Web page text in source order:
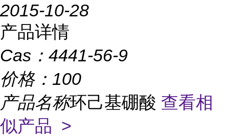
2015-10-28
产品详情
Cas： 4441-56-9
价格： 100
产品名称环己基硼酸 查看相
似产品 >